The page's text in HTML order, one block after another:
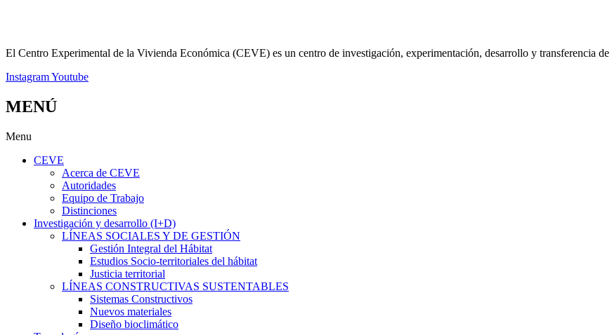
El Centro Experimental de la Vivienda Económica (CEVE) es un centro de investigación, experimentación, desarrollo y transferencia
InstagramYoutube
MENÚ
Menu
CEVE
Acerca de CEVE
Autoridades
Equipo de Trabajo
Distinciones
Investigación y desarrollo (I+D)
LÍNEAS SOCIALES Y DE GESTIÓN
Gestión Integral del Hábitat
Estudios Socio-territoriales del hábitat
Justicia territorial
LÍNEAS CONSTRUCTIVAS SUSTENTABLES
Sistemas Constructivos
Nuevos materiales
Diseño bioclimático